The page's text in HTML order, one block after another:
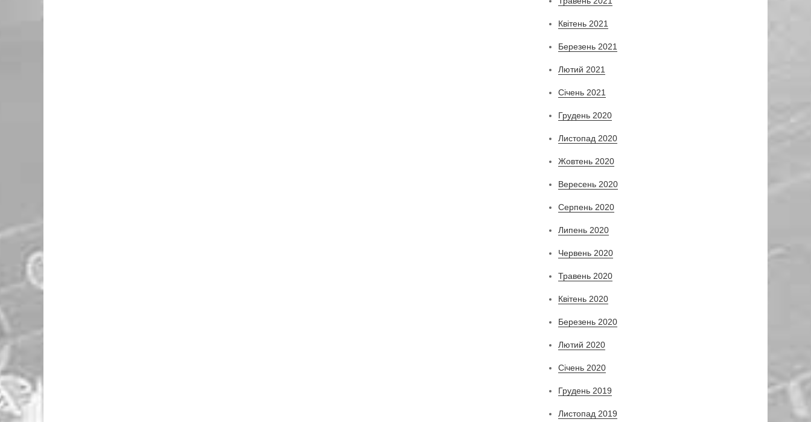
Квітень 2021
Березень 2021
Лютий 2021
Січень 2021
Грудень 2020
Листопад 2020
Жовтень 2020
Вересень 2020
Серпень 2020
Липень 2020
Червень 2020
Травень 2020
Квітень 2020
Березень 2020
Лютий 2020
Січень 2020
Грудень 2019
Листопад 2019